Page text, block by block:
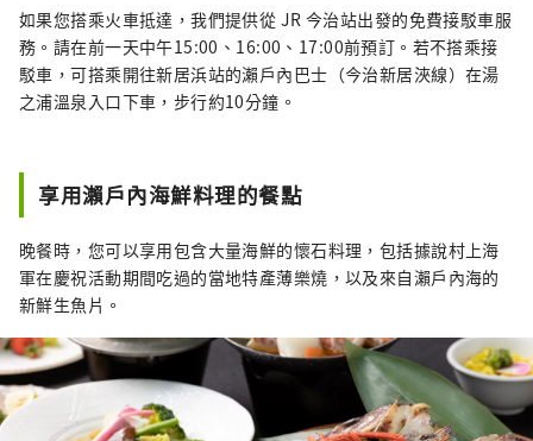
如果您搭乘火車抵達，我們提供從 JR 今治站出發的免費接駁車服
務。請在前一天中午15:00、16:00、17:00前預訂。若不搭乘接
駁車，可搭乘開往新居浜站的瀨戶內巴士（今治新居浹線）在湯
之浦溫泉入口下車，步行約10分鐘。
享用瀨戶內海鮮料理的餐點
晚餐時，您可以享用包含大量海鮮的懷石料理，包括據說村上海
軍在慶祝活動期間吃過的當地特產薄樂燒，以及來自瀨戶內海的
新鮮生魚片。